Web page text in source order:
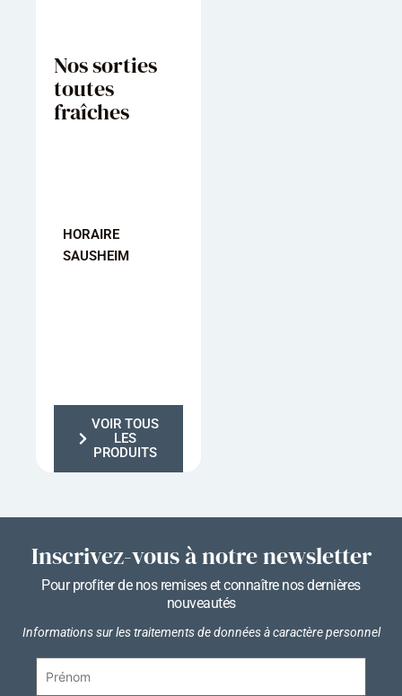
Nos sorties
toutes
fraîches
HORAIRE
SAUSHEIM
VOIR TOUS
LES
PRODUITS
Inscrivez-vous à notre newsletter
Pour profiter de nos remises et connaître nos dernières
nouveautés
Informations sur les traitements de données à caractère personnel